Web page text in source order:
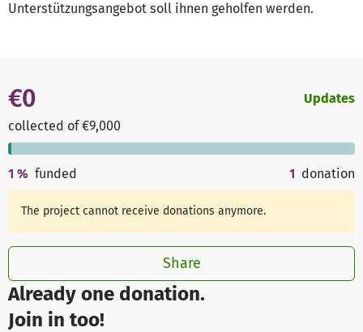
Unterstützungsangebot soll ihnen geholfen werden.
Already one donation.
Join in too!
€0
collected of €9,000
Updates
1 % funded 1 donation
The project cannot receive donations anymore.
Share